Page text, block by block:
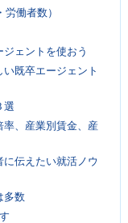
働者数）
ェントを使おう
既卒エージェント
選
率、産業別賃金、産
伝えたい就活ノウ
多数